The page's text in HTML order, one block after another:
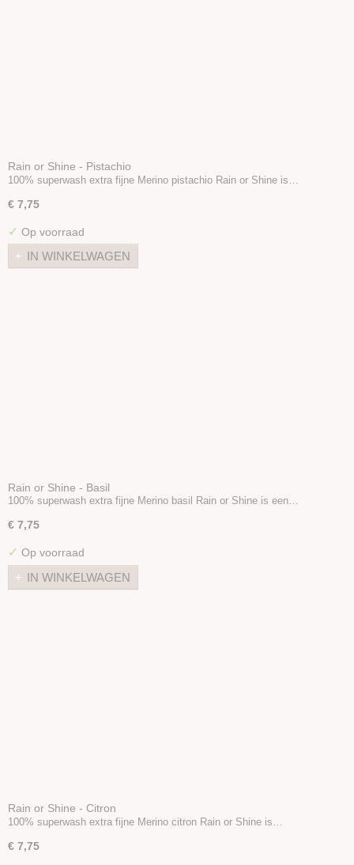
Rain or Shine - Pistachio
100% superwash extra fijne Merino pistachio Rain or Shine is…
€ 7,75
✓ Op voorraad
IN WINKELWAGEN
Rain or Shine - Basil
100% superwash extra fijne Merino basil Rain or Shine is een…
€ 7,75
✓ Op voorraad
IN WINKELWAGEN
Rain or Shine - Citron
100% superwash extra fijne Merino citron Rain or Shine is…
€ 7,75